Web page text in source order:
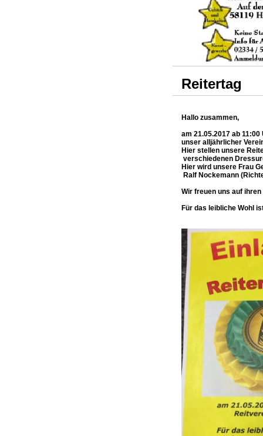
Reitertag
Hallo zusammen,
am 21.05.2017 ab 11:00
unser alljährlicher
Hier stellen unsere
verschiedenen
Hier wird unsere Frau
Ralf Nockemann
Wir freuen uns auf
Für das leibliche Wohl